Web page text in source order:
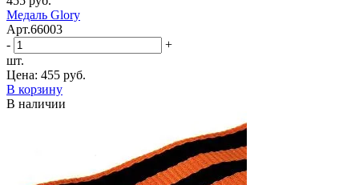
Медаль Glory
Арт.66003
-
+
шт.
Цена: 455 руб.
В корзину
В наличии